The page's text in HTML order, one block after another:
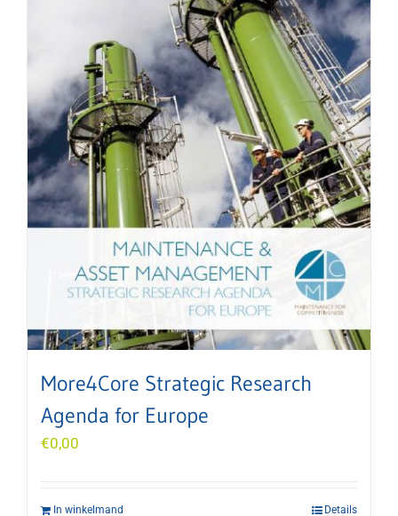
More4Core Strategic Research
Agenda for Europe
€0,00
In winkelmand Details